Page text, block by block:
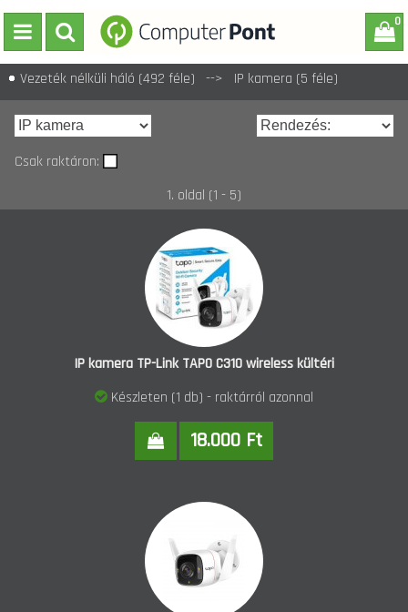
0
Vezeték nélküli háló (492 féle) --> IP kamera (5 féle)
Csak raktáron:
1. oldal (1 - 5)
IP kamera TP-Link TAPO C310 wireless kültéri
Készleten (1 db) - raktárról azonnal
18.000 Ft